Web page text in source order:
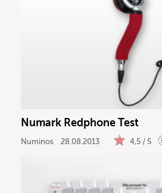
Numark Redphone Test
Numinos 28.08.2013 4,5 / 5